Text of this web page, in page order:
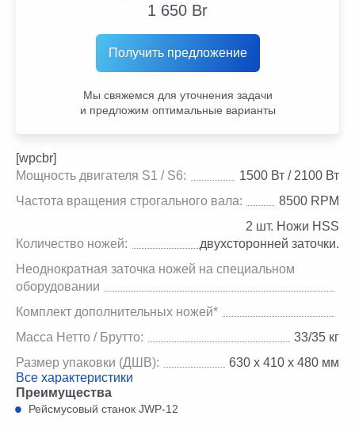
1 650 Br
Получить предложение
Мы свяжемся для уточнения задачи
и предложим оптимальные варианты
[wpcbr]
Мощность двигателя S1 / S6:
1500 Вт / 2100 Вт
Частота вращения строгального вала:
8500 RPM
Количество ножей:
2 шт. Ножи HSS
двухсторонней заточки.
Неоднократная заточка ножей на специальном
оборудовании
Комплект дополнительных ножей*
Масса Нетто / Брутто:
33/35 кг
Размер упаковки (ДШВ):
630 х 410 х 480 мм
Все характеристики
Преимущества
Рейсмусовый станок JWP-12